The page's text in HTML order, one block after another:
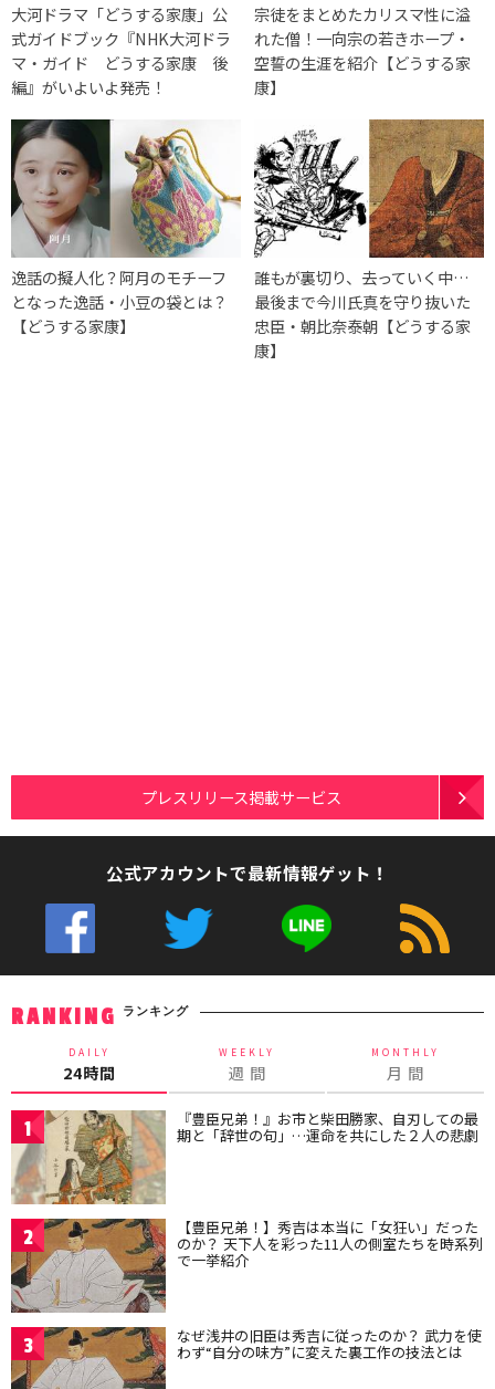
大河ドラマ「どうする家康」公
式ガイドブック『NHK大河ドラ
マ・ガイド どうする家康 後
編』がいよいよ発売！
宗徒をまとめたカリスマ性に溢
れた僧！一向宗の若きホープ・
空誓の生涯を紹介【どうする家
康】
逸話の擬人化？阿月のモチーフ
となった逸話・小豆の袋とは？
【どうする家康】
誰もが裏切り、去っていく中…
最後まで今川氏真を守り抜いた
忠臣・朝比奈泰朝【どうする家
康】
プレスリリース掲載サービス
公式アカウントで最新情報ゲット！
RANKING ランキング
DAILY
24時間
WEEKLY
週 間
MONTHLY
月 間
1 『豊臣兄弟！』お市と柴田勝家、自刃しての最
期と「辞世の句」…運命を共にした２人の悲劇
2 【豊臣兄弟！】秀吉は本当に「女狂い」だった
のか？ 天下人を彩った11人の側室たちを時系列
で一挙紹介
3 なぜ浅井の旧臣は秀吉に従ったのか？ 武力を使
わず“自分の味方”に変えた裏工作の技法とは